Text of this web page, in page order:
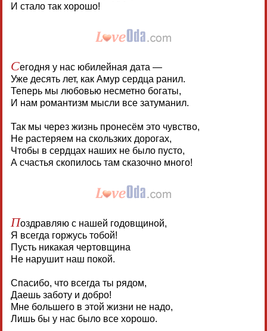
И стало так хорошо!
Сегодня у нас юбилейная дата —
Уже десять лет, как Амур сердца ранил.
Теперь мы любовью несметно богаты,
И нам романтизм мысли все затуманил.
Так мы через жизнь пронесём это чувство,
Не растеряем на скользких дорогах,
Чтобы в сердцах наших не было пусто,
А счастья скопилось там сказочно много!
Поздравляю с нашей годовщиной,
Я всегда горжусь тобой!
Пусть никакая чертовщина
Не нарушит наш покой.
Спасибо, что всегда ты рядом,
Даешь заботу и добро!
Мне большего в этой жизни не надо,
Лишь бы у нас было все хорошо.